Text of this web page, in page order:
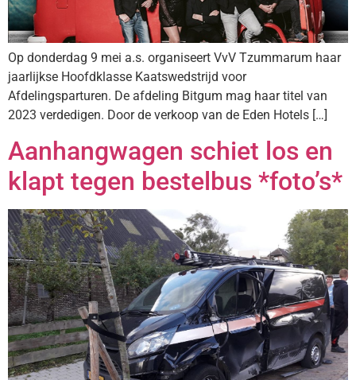
Op donderdag 9 mei a.s. organiseert VvV Tzummarum haar
jaarlijkse Hoofdklasse Kaatswedstrijd voor
Afdelingsparturen. De afdeling Bitgum mag haar titel van
2023 verdedigen. Door de verkoop van de Eden Hotels […]
Aanhangwagen schiet los en
klapt tegen bestelbus *foto’s*